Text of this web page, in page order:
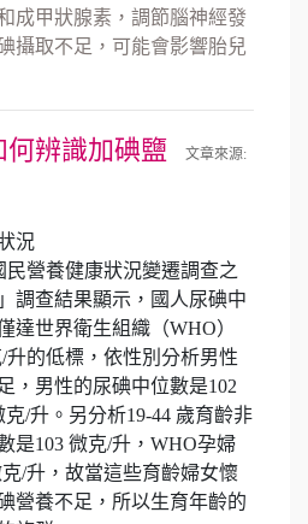
成甲狀腺素，調節腦神經發
攝取不足，可能會影響胎兒
辨識加碘鹽
文章來源:
況
民營養健康狀況變遷調查之
調查結果顯示，國人尿碘中
達世界衛生組織（WHO）
升的低標，依性別分析男性
，男性的尿碘中位數是102
/升。另分析19-44 歲育齡非
是103 微克/升，WHO孕婦
/升，故當這些育齡婦女懷
營養不足，所以生育年齡的